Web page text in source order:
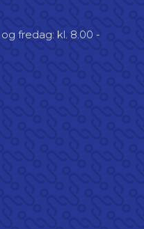
fredag: kl. 8.00 -